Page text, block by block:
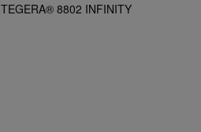
TEGERA® 8802 INFINITY